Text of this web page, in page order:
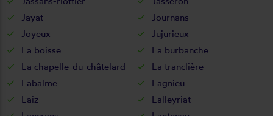
Jayat
Journans
Joyeux
Jujurieux
La boisse
La burbanche
La chapelle-du-châtelard
La tranclière
Labalme
Lagnieu
Laiz
Lalleyriat